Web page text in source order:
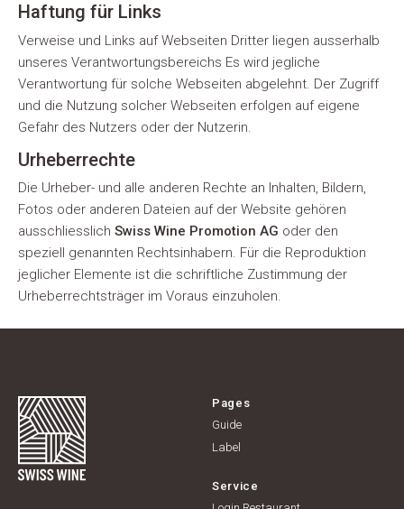
Haftung für Links
Verweise und Links auf Webseiten Dritter liegen ausserhalb
unseres Verantwortungsbereichs Es wird jegliche
Verantwortung für solche Webseiten abgelehnt. Der Zugriff
und die Nutzung solcher Webseiten erfolgen auf eigene
Gefahr des Nutzers oder der Nutzerin.
Urheberrechte
Die Urheber- und alle anderen Rechte an Inhalten, Bildern,
Fotos oder anderen Dateien auf der Website gehören
ausschliesslich Swiss Wine Promotion AG oder den
speziell genannten Rechtsinhabern. Für die Reproduktion
jeglicher Elemente ist die schriftliche Zustimmung der
Urheberrechtsträger im Voraus einzuholen.
Pages
Guide
Label
Service